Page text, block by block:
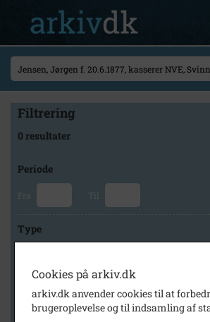
Filtrering
0 resultater
Periode
Fra Til
Type
Arkiv
Svinninge Lokalhistoriske Arkiv
Cookies på arkiv.dk
arkiv.dk anvender cookies til at
brugeroplevelse og til indsamling af